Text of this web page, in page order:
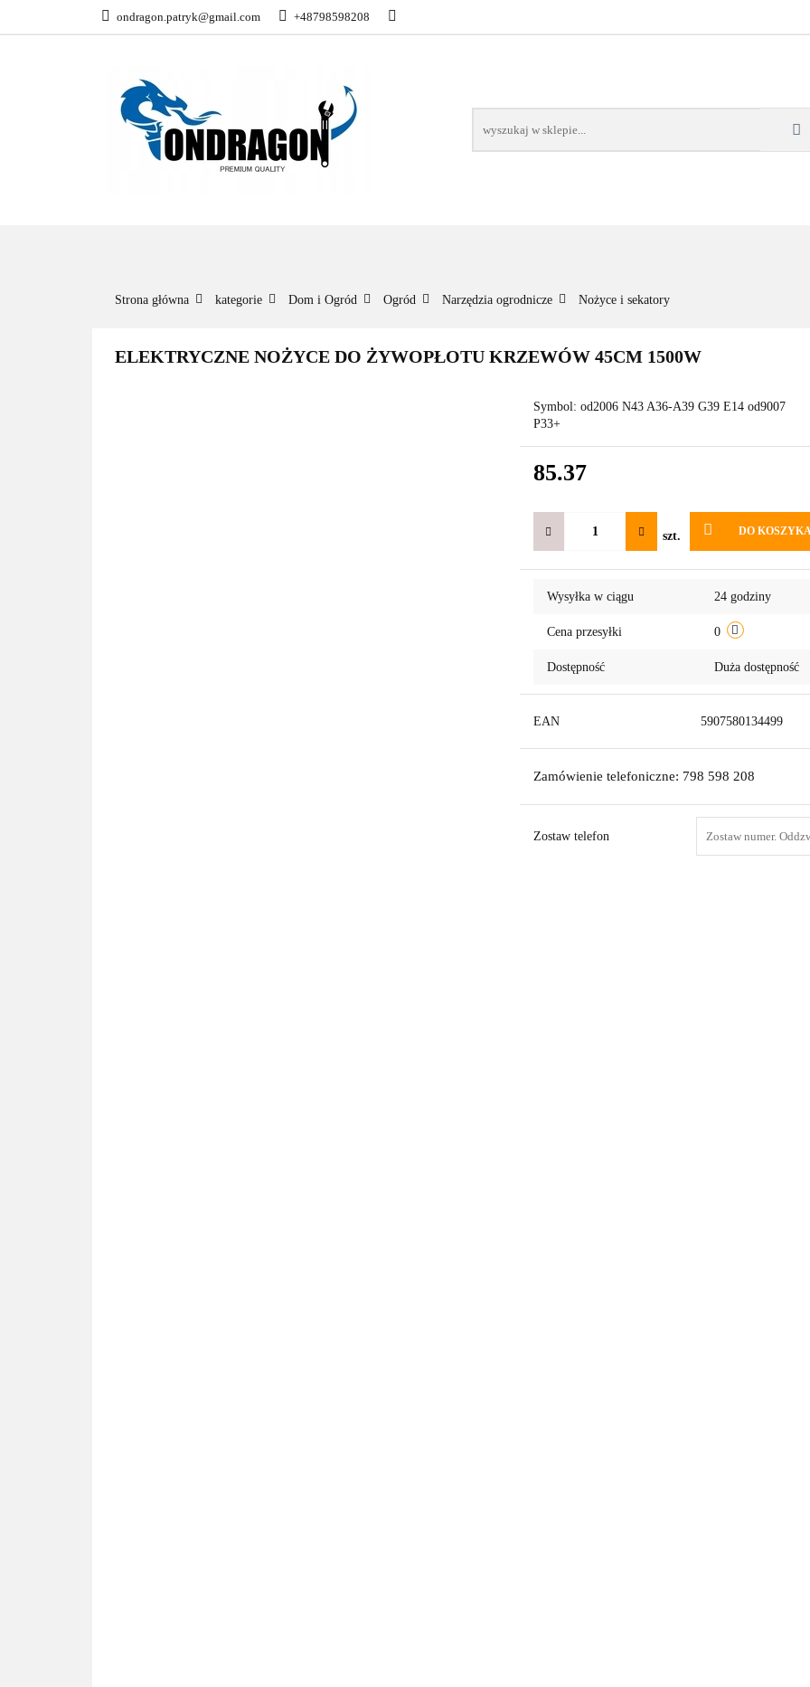
ondragon.patryk@gmail.com +48798598208
KATEGORIE NOWOŚCI BESTSELLERY WSZYSTKIE TOWARY
Strona główna kategorie Dom i Ogród Ogród Narzędzia ogrodnicze Nożyce i sekatory
ELEKTRYCZNE NOŻYCE DO ŻYWOPŁOTU KRZEWÓW 45CM 1500W
Symbol: od2006 N43 A36-A39 G39 E14 od9007
P33+
85.37
szt. DO
Wysyłka w ciągu 24 godziny
Cena przesyłki 0
Dostępność Duża dostępność
EAN 5907580134499
Zamówienie telefoniczne: 798 598 208
Zostaw telefon